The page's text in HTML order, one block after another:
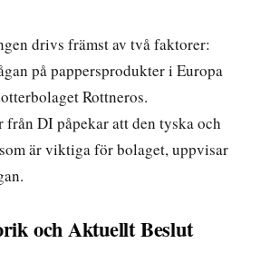
drivs främst av två faktorer:
på pappersprodukter i Europa
Rottneros.
från DIpåpekar att den tyska och
är viktiga för bolaget, uppvisar
och Aktuellt Beslut